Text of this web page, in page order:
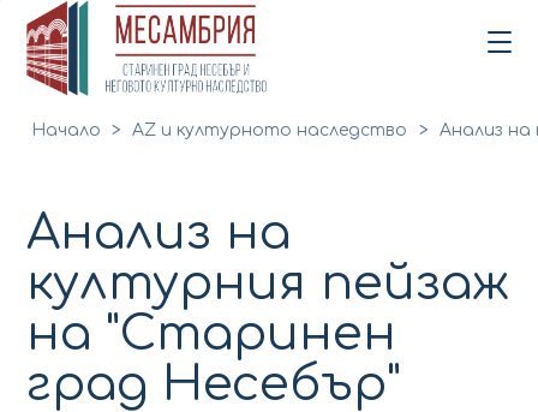
Начало > AZ и културното наследство > Анализ на
Анализ на
културния пейзаж
на "Старинен
град Несебър"